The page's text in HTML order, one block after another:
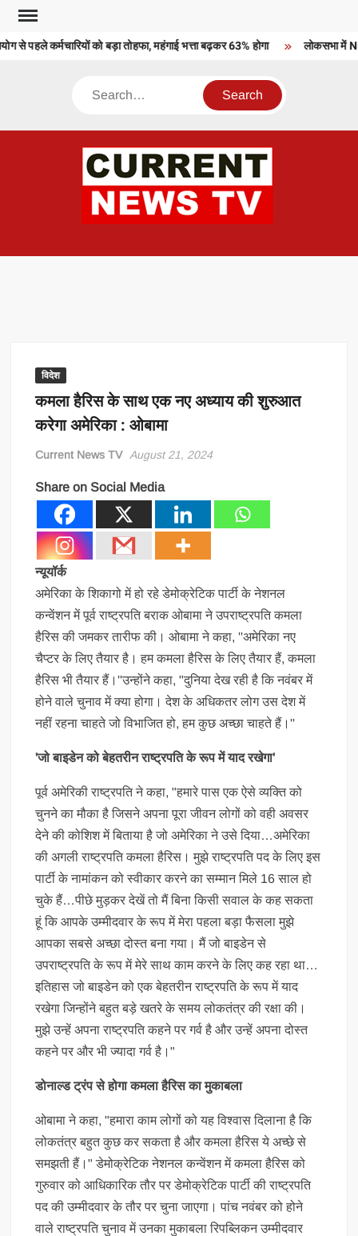
Skip
content
पहले कर्मचारियों को बड़ा तोहफा, महंगाई भत्ता बढ़कर 63% होगा लोकसभा में
Search
विदेश
कमला हैरिस के साथ एक नए अध्याय की शुरुआत
करेगा अमेरिका : ओबामा
Current News TV August 21, 2024
Share on Social Media
न्यूयॉर्क
अमेरिका के शिकागो में हो रहे डेमोक्रेटिक पार्टी के नेशनल
कन्वेंशन में पूर्व राष्ट्रपति बराक ओबामा ने उपराष्ट्रपति कमला
हैरिस की जमकर तारीफ की। ओबामा ने कहा, ''अमेरिका नए
चैप्टर के लिए तैयार है। हम कमला हैरिस के लिए तैयार हैं, कमला
हैरिस भी तैयार हैं।''उन्होंने कहा, "दुनिया देख रही है कि नवंबर में
होने वाले चुनाव में क्या होगा। देश के अधिकतर लोग उस देश में
नहीं रहना चाहते जो विभाजित हो, हम कुछ अच्छा चाहते हैं।''
'जो बाइडेन को बेहतरीन राष्ट्रपति के रूप में याद रखेगा'
पूर्व अमेरिकी राष्ट्रपति ने कहा, "हमारे पास एक ऐसे व्यक्ति को
चुनने का मौका है जिसने अपना पूरा जीवन लोगों को वही अवसर
देने की कोशिश में बिताया है जो अमेरिका ने उसे दिया…अमेरिका
की अगली राष्ट्रपति कमला हैरिस। मुझे राष्ट्रपति पद के लिए इस
पार्टी के नामांकन को स्वीकार करने का सम्मान मिले 16 साल हो
चुके हैं…पीछे मुड़कर देखें तो मैं बिना किसी सवाल के कह सकता
हूं कि आपके उम्मीदवार के रूप में मेरा पहला बड़ा फैसला मुझे
आपका सबसे अच्छा दोस्त बना गया। मैं जो बाइडेन से
उपराष्ट्रपति के रूप में मेरे साथ काम करने के लिए कह रहा था…
इतिहास जो बाइडेन को एक बेहतरीन राष्ट्रपति के रूप में याद
रखेगा जिन्होंने बहुत बड़े खतरे के समय लोकतंत्र की रक्षा की।
मुझे उन्हें अपना राष्ट्रपति कहने पर गर्व है और उन्हें अपना दोस्त
कहने पर और भी ज्यादा गर्व है।"
डोनाल्ड ट्रंप से होगा कमला हैरिस का मुकाबला
ओबामा ने कहा, "हमारा काम लोगों को यह विश्वास दिलाना है कि
लोकतंत्र बहुत कुछ कर सकता है और कमला हैरिस ये अच्छे से
समझती हैं।" डेमोक्रेटिक नेशनल कन्वेंशन में कमला हैरिस को
गुरुवार को आधिकारिक तौर पर डेमोक्रेटिक पार्टी की राष्ट्रपति
पद की उम्मीदवार के तौर पर चुना जाएगा। पांच नवंबर को होने
वाले राष्ट्रपति चुनाव में उनका मुकाबला रिपब्लिकन उम्मीदवार